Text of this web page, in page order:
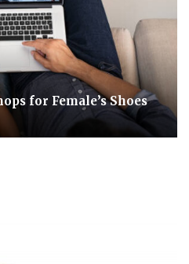
for Female’s Shoes